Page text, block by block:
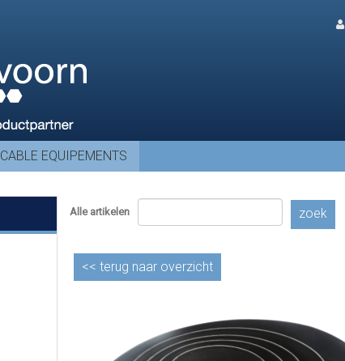
CABLE EQUIPEMENTS
Alle artikelen zoek
<< terug naar overzicht